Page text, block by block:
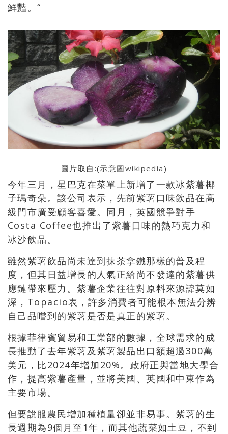
鮮豔。“
圖片取自:(示意圖wikipedia )
今年三月，星巴克在菜單上新增了一款冰紫薯椰
子瑪奇朵。該公司表示，先前紫薯口味飲品在高
級門市廣受顧客喜愛。同月，英國競爭對手
Costa Coffee也推出了紫薯口味的熱巧克力和
冰沙飲品。
雖然紫薯飲品尚未達到抹茶拿鐵那樣的普及程
度，但其日益增長的人氣正給尚不發達的紫薯供
應鏈帶來壓力。紫薯企業往往對原料來源諱莫如
深，Topacio表，許多消費者可能根本無法分辨
自己品嚐到的紫薯是否是真正的紫薯。
根據菲律賓貿易和工業部的數據，全球需求的成
長推動了去年紫薯及紫薯製品出口額超過300萬
美元，比2024年增加20%。政府正與當地大學合
作，提高紫薯產量，並將美國、英國和中東作為
主要市場。
但要說服農民增加種植量卻並非易事。紫薯的生
長週期為9個月至1年，而其他蔬菜如土豆，不到